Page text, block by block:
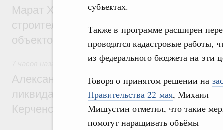
субъектах.
Также в программе расширен
проводятся кадастровые работы,
из федерального бюджета на эти
Говоря о принятом решении на
Правительства 22 мая, Михаил
Мишустин отметил, что такие
помогут наращивать объёмы
Марат Хуснуллин: «Единый заказчик»
строительство и реконструкцию более
объектов
Чрезвычайные ситуации и ликвидация их
Александр Козлов провёл заседание
ликвидации последствий чрезвычайной
Керченском проливе